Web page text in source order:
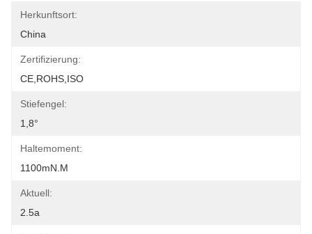
Herkunftsort:
China
Zertifizierung:
CE,ROHS,ISO
Stiefengel:
1,8°
Haltemoment:
1100mN.m
Aktuell:
2.5a